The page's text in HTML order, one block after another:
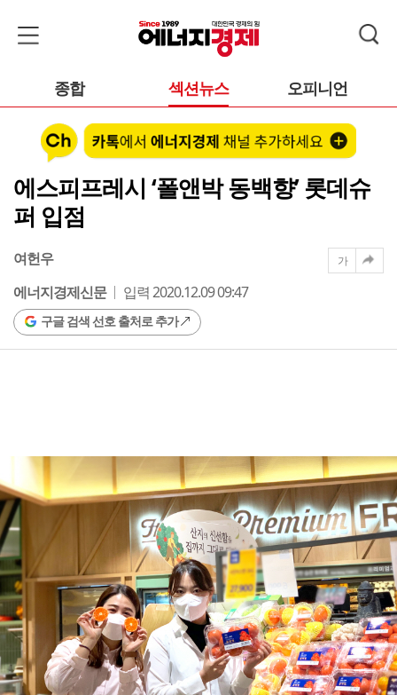
종합 섹션뉴스 오피니언
에스피프레시 ‘폴앤박 동백향’ 롯데슈
퍼 입점
여헌우
에너지경제신문
입력 2020.12.09 09:47
구글 검색 선호 출처로 추가
가